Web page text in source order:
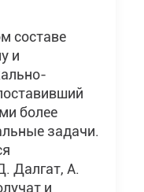
составе
и
более
задачи.
Далгат, А.
и